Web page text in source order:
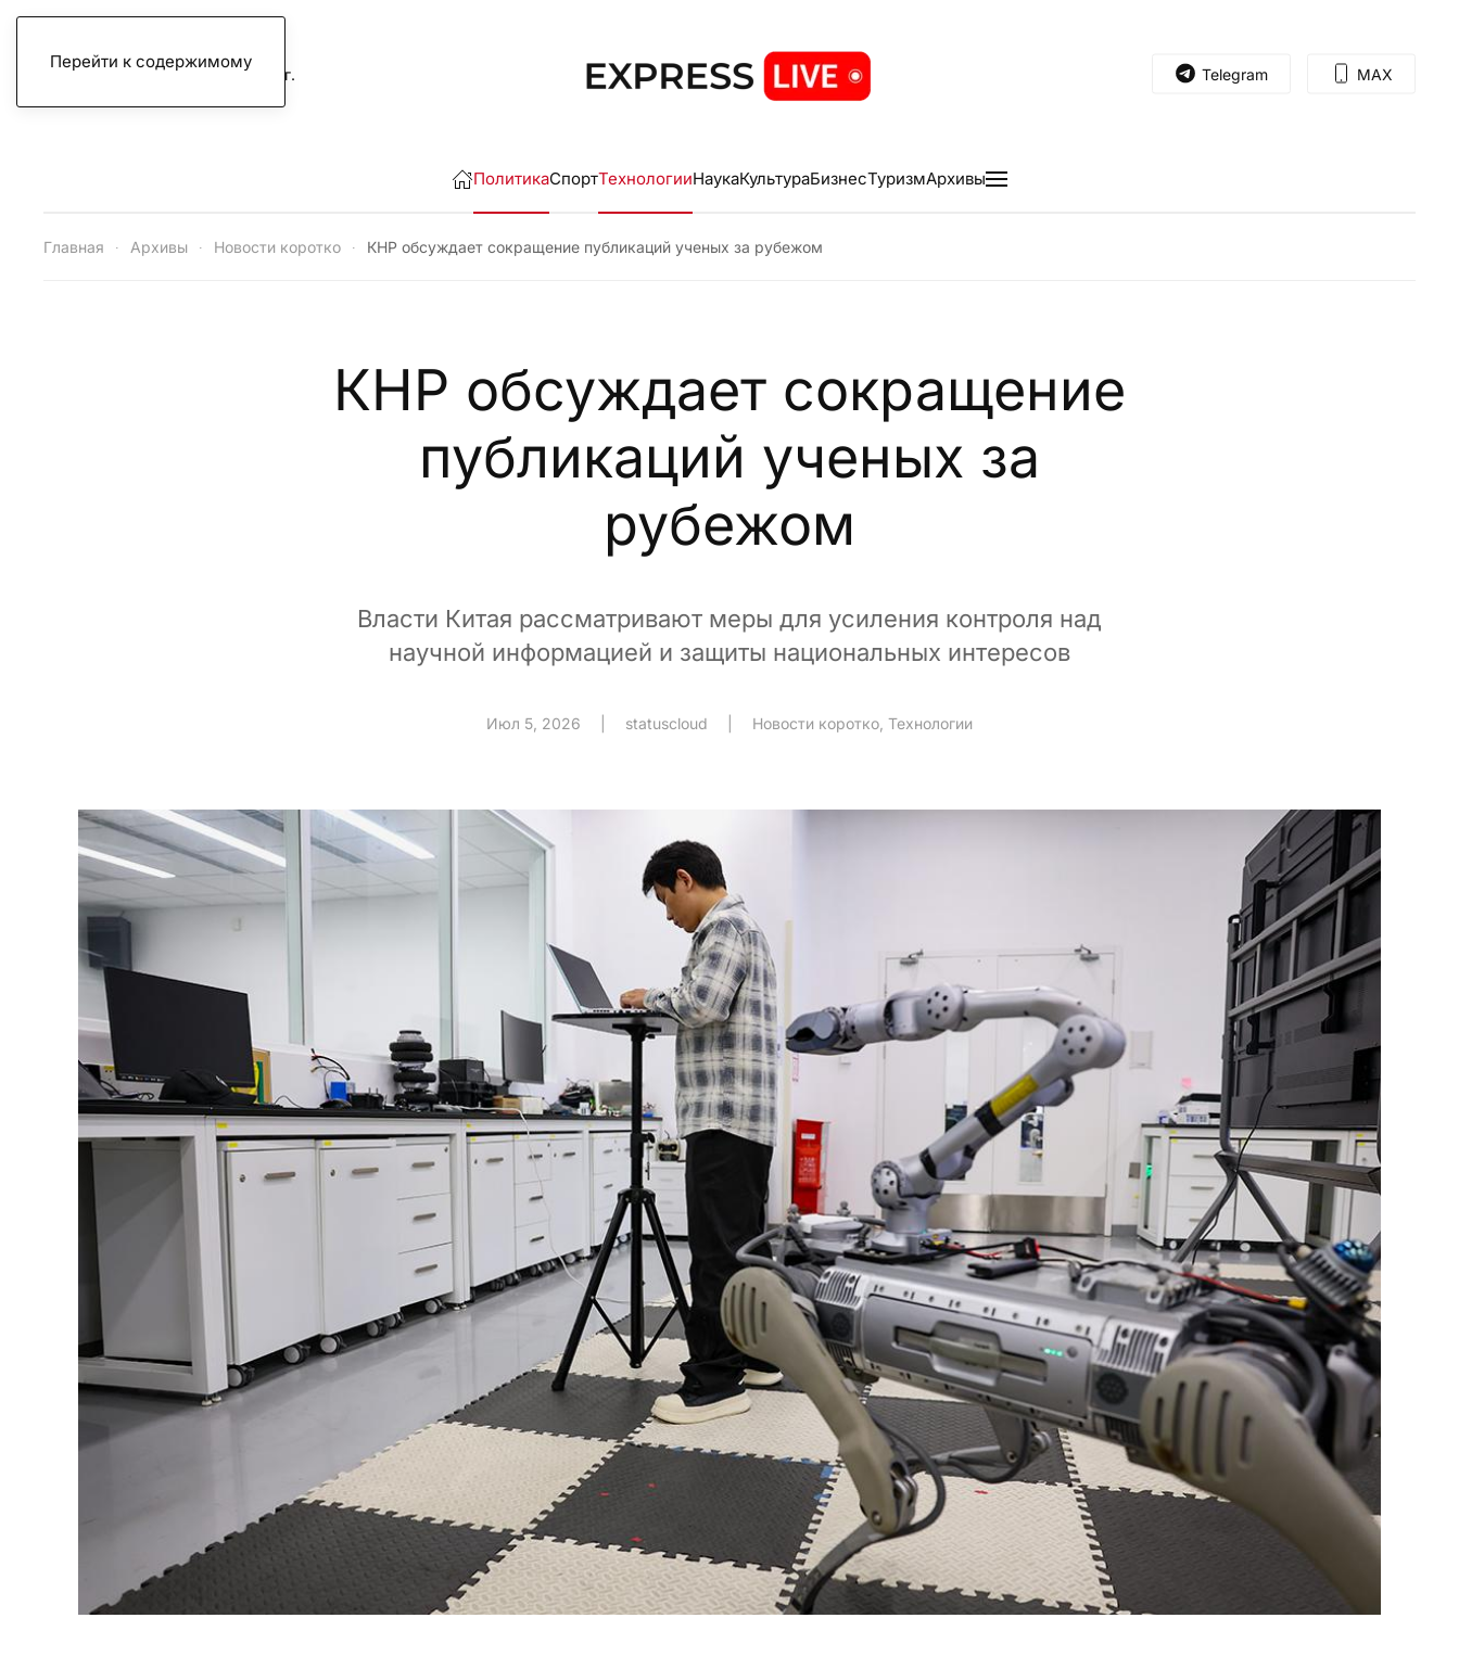
Перейти к содержимому
четверг, 6 августа 2026 г. Telegram MAX
ПолитикаСпортТехнологииНаукаКультураБизнесТуризмАрхивы
Главная Архивы Новости коротко КНР обсуждает сокращение публикаций ученых за рубежом
КНР обсуждает сокращение
публикаций ученых за
рубежом
Власти Китая рассматривают меры для усиления контроля над
научной информацией и защиты национальных интересов
Июл 5, 2026 statuscloud Новости коротко Технологии